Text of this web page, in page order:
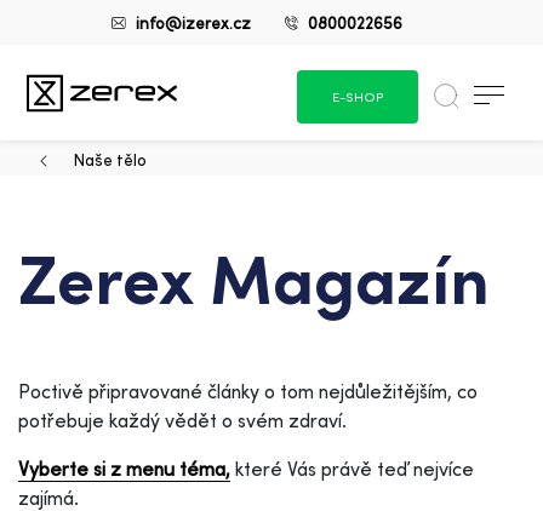
info@izerex.cz 0800022656
E-SHOP
Naše tělo
Zerex Magazín
Poctivě připravované články o tom nejdůležitějším, co
potřebuje každý vědět o svém zdraví.
Vyberte si z menu téma, které Vás právě teď nejvíce
zajímá.